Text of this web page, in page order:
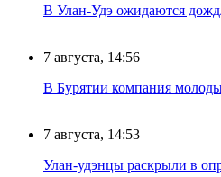
В Улан-Удэ ожидаются
7 августа, 14:56
В Бурятии компания
7 августа, 14:53
Улан-удэнцы раскрыли в